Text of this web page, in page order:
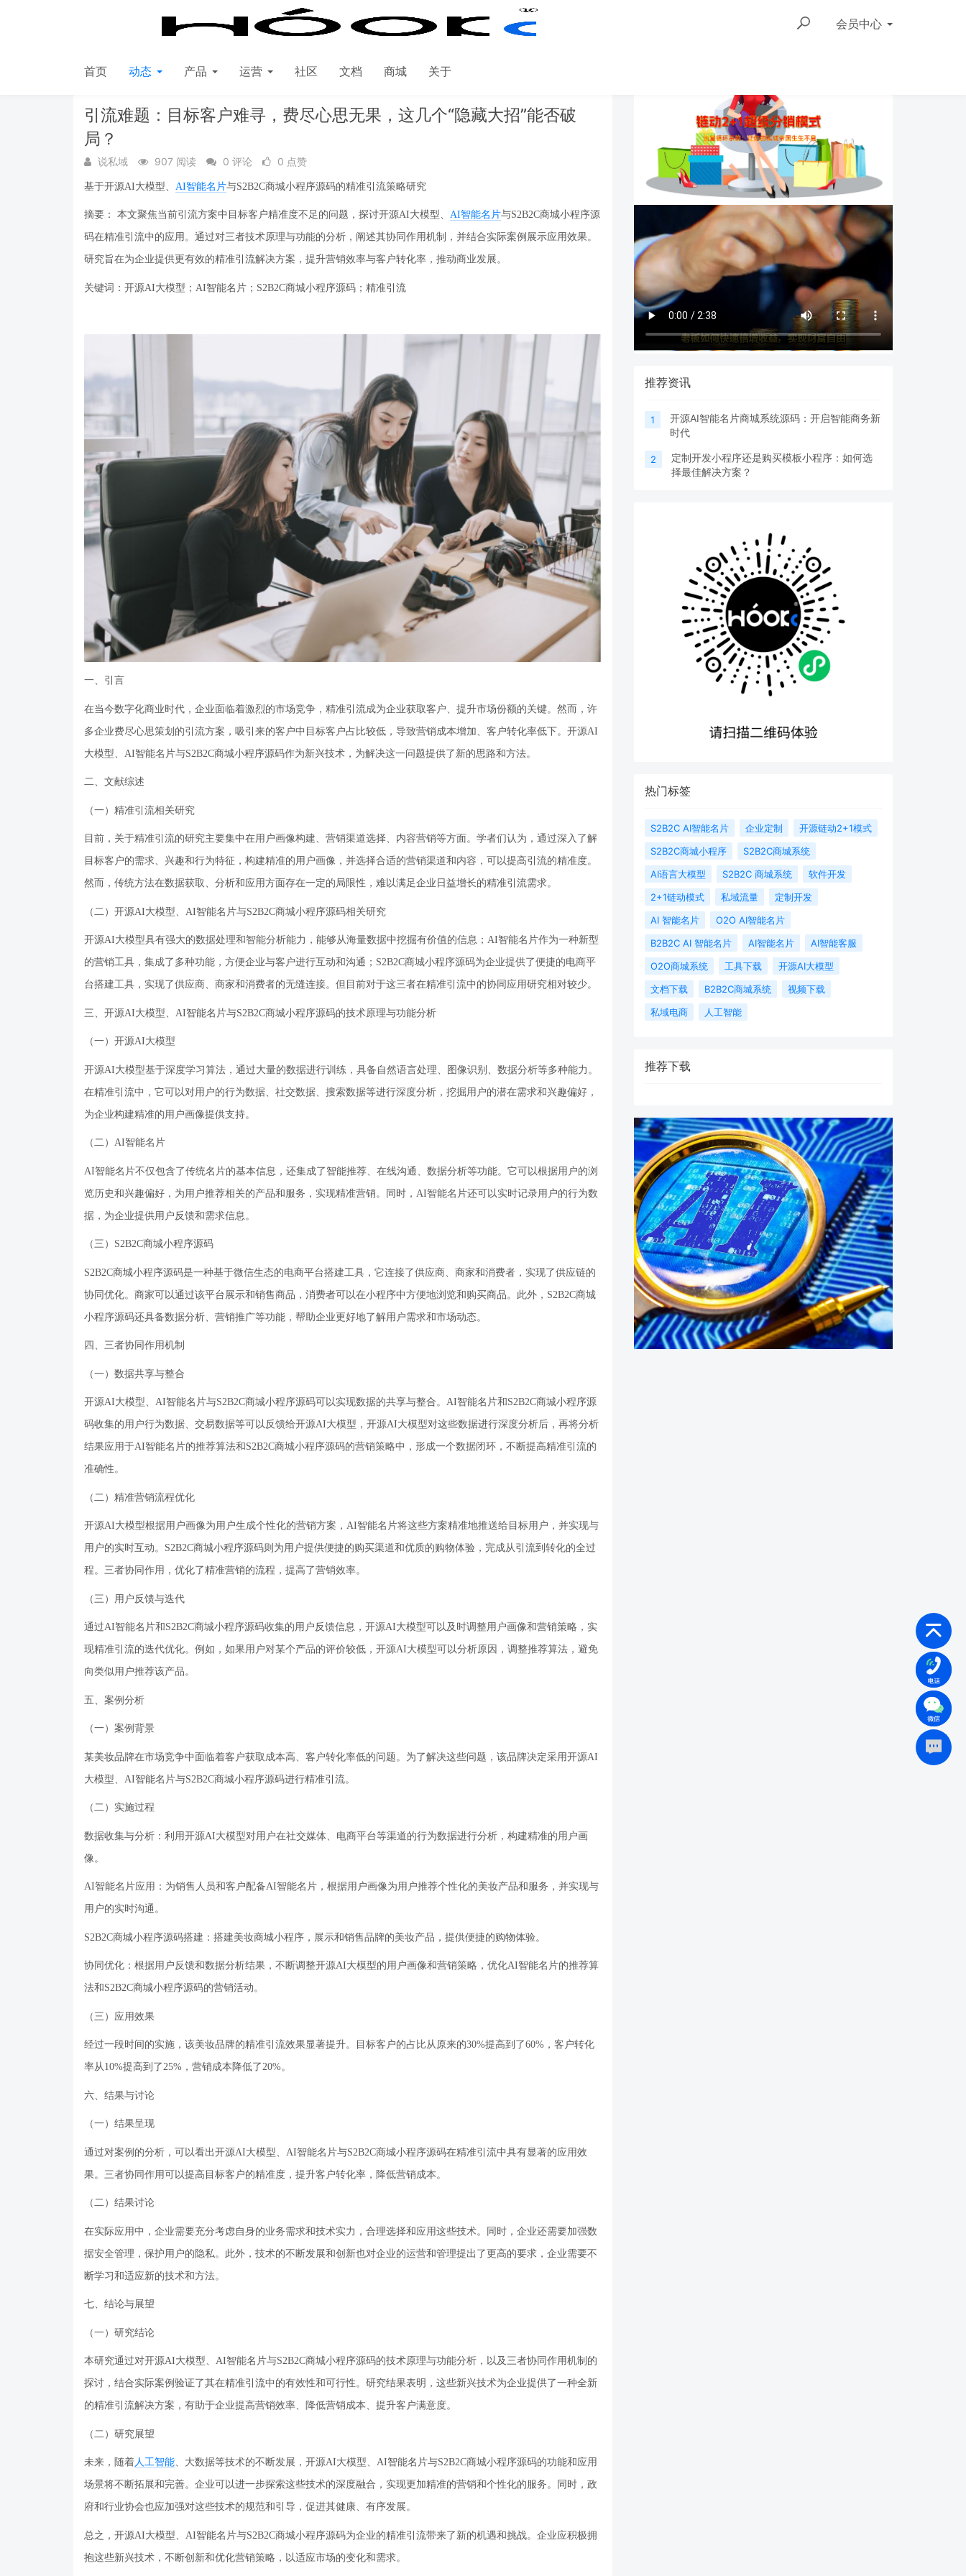
首页 动态 产品 运营 社区 文档 商城 关于
会员中心
首页 动态 每日必看
引流难题：目标客户难寻，费尽心思无果，这几个“隐藏大招”能否破
局？
说私域 907 阅读 0 评论 0 点赞
基于开源AI大模型、 AI智能名片与S2B2C商城小程序源码的精准引流策略研究
摘要： 本文聚焦当前引流方案中目标客户精准度不足的问题，探讨开源AI大模型、 AI智能名片与S2B2C商城小程序源
码在精准引流中的应用。通过对三者技术原理与功能的分析，阐述其协同作用机制，并结合实际案例展示应用效果。
研究旨在为企业提供更有效的精准引流解决方案，提升营销效率与客户转化率，推动商业发展。
关键词：开源AI大模型；AI智能名片；S2B2C商城小程序源码；精准引流
一、引言
在当今数字化商业时代，企业面临着激烈的市场竞争，精准引流成为企业获取客户、提升市场份额的关键。然而，许
多企业费尽心思策划的引流方案，吸引来的客户中目标客户占比较低，导致营销成本增加、客户转化率低下。开源AI
大模型、AI智能名片与S2B2C商城小程序源码作为新兴技术，为解决这一问题提供了新的思路和方法。
二、文献综述
（一）精准引流相关研究
目前，关于精准引流的研究主要集中在用户画像构建、营销渠道选择、内容营销等方面。学者们认为，通过深入了解
目标客户的需求、兴趣和行为特征，构建精准的用户画像，并选择合适的营销渠道和内容，可以提高引流的精准度。
然而，传统方法在数据获取、分析和应用方面存在一定的局限性，难以满足企业日益增长的精准引流需求。
（二）开源AI大模型、AI智能名片与S2B2C商城小程序源码相关研究
开源AI大模型具有强大的数据处理和智能分析能力，能够从海量数据中挖掘有价值的信息；AI智能名片作为一种新型
的营销工具，集成了多种功能，方便企业与客户进行互动和沟通；S2B2C商城小程序源码为企业提供了便捷的电商平
台搭建工具，实现了供应商、商家和消费者的无缝连接。但目前对于这三者在精准引流中的协同应用研究相对较少。
三、开源AI大模型、AI智能名片与S2B2C商城小程序源码的技术原理与功能分析
（一）开源AI大模型
开源AI大模型基于深度学习算法，通过大量的数据进行训练，具备自然语言处理、图像识别、数据分析等多种能力。
在精准引流中，它可以对用户的行为数据、社交数据、搜索数据等进行深度分析，挖掘用户的潜在需求和兴趣偏好，
为企业构建精准的用户画像提供支持。
（二） AI智能名片
AI智能名片不仅包含了传统名片的基本信息，还集成了智能推荐、在线沟通、数据分析等功能。它可以根据用户的浏
览历史和兴趣偏好，为用户推荐相关的产品和服务，实现精准营销。同时，AI智能名片还可以实时记录用户的行为数
据，为企业提供用户反馈和需求信息。
（三） S2B2C商城小程序源码
S2B2C商城小程序源码是一种基于微信生态的电商平台搭建工具，它连接了供应商、商家和消费者，实现了供应链的
协同优化。商家可以通过该平台展示和销售商品，消费者可以在小程序中方便地浏览和购买商品。此外，S2B2C商城
小程序源码还具备数据分析、营销推广等功能，帮助企业更好地了解用户需求和市场动态。
四、三者协同作用机制
（一）数据共享与整合
开源AI大模型、AI智能名片与S2B2C商城小程序源码可以实现数据的共享与整合。AI智能名片和S2B2C商城小程序源
码收集的用户行为数据、交易数据等可以反馈给开源AI大模型，开源AI大模型对这些数据进行深度分析后，再将分析
结果应用于AI智能名片的推荐算法和S2B2C商城小程序源码的营销策略中，形成一个数据闭环，不断提高精准引流的
准确性。
（二）精准营销流程优化
开源AI大模型根据用户画像为用户生成个性化的营销方案，AI智能名片将这些方案精准地推送给目标用户，并实现与
用户的实时互动。S2B2C商城小程序源码则为用户提供便捷的购买渠道和优质的购物体验，完成从引流到转化的全过
程。三者协同作用，优化了精准营销的流程，提高了营销效率。
（三）用户反馈与迭代
通过AI智能名片和S2B2C商城小程序源码收集的用户反馈信息，开源AI大模型可以及时调整用户画像和营销策略，实
现精准引流的迭代优化。例如，如果用户对某个产品的评价较低，开源AI大模型可以分析原因，调整推荐算法，避免
向类似用户推荐该产品。
五、案例分析
（一）案例背景
某美妆品牌在市场竞争中面临着客户获取成本高、客户转化率低的问题。为了解决这些问题，该品牌决定采用开源AI
大模型、AI智能名片与S2B2C商城小程序源码进行精准引流。
（二）实施过程
数据收集与分析：利用开源AI大模型对用户在社交媒体、电商平台等渠道的行为数据进行分析，构建精准的用户画
像。
AI智能名片应用：为销售人员和客户配备AI智能名片，根据用户画像为用户推荐个性化的美妆产品和服务，并实现与
用户的实时沟通。
S2B2C商城小程序源码搭建：搭建美妆商城小程序，展示和销售品牌的美妆产品，提供便捷的购物体验。
协同优化：根据用户反馈和数据分析结果，不断调整开源AI大模型的用户画像和营销策略，优化AI智能名片的推荐算
法和S2B2C商城小程序源码的营销活动。
（三）应用效果
经过一段时间的实施，该美妆品牌的精准引流效果显著提升。目标客户的占比从原来的30%提高到了60%，客户转化
率从10%提高到了25%，营销成本降低了20%。
六、结果与讨论
（一）结果呈现
通过对案例的分析，可以看出开源AI大模型、AI智能名片与S2B2C商城小程序源码在精准引流中具有显著的应用效
果。三者协同作用可以提高目标客户的精准度，提升客户转化率，降低营销成本。
（二）结果讨论
在实际应用中，企业需要充分考虑自身的业务需求和技术实力，合理选择和应用这些技术。同时，企业还需要加强数
据安全管理，保护用户的隐私。此外，技术的不断发展和创新也对企业的运营和管理提出了更高的要求，企业需要不
断学习和适应新的技术和方法。
七、结论与展望
（一）研究结论
本研究通过对开源AI大模型、AI智能名片与S2B2C商城小程序源码的技术原理与功能分析，以及三者协同作用机制的
探讨，结合实际案例验证了其在精准引流中的有效性和可行性。研究结果表明，这些新兴技术为企业提供了一种全新
的精准引流解决方案，有助于企业提高营销效率、降低营销成本、提升客户满意度。
（二）研究展望
未来，随着 人工智能、大数据等技术的不断发展，开源AI大模型、AI智能名片与S2B2C商城小程序源码的功能和应用
场景将不断拓展和完善。企业可以进一步探索这些技术的深度融合，实现更加精准的营销和个性化的服务。同时，政
府和行业协会也应加强对这些技术的规范和引导，促进其健康、有序发展。
总之，开源AI大模型、AI智能名片与S2B2C商城小程序源码为企业的精准引流带来了新的机遇和挑战。企业应积极拥
抱这些新兴技术，不断创新和优化营销策略，以适应市场的变化和需求。
推荐资讯
1
开源AI智能名片商城系统源码：开启智能商务新
时代
2
定制开发小程序还是购买模板小程序：如何选
择最佳解决方案？
热门标签
S2B2C AI智能名片 企业定制
开源链动2+1模式
S2B2C商城小程序
S2B2C商城系统
AI语言大模型
S2B2C 商城系统
软件开发
2+1链动模式
私域流量
定制开发
AI 智能名片
O2O AI智能名片
B2B2C AI 智能名片
AI智能名片
AI智能客服
O2O商城系统
工具下载
开源AI大模型
文档下载
B2B2C商城系统
视频下载
私域电商
人工智能
推荐下载